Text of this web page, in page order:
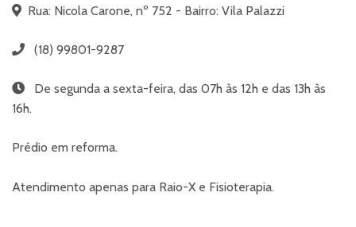
Rua: Nicola Carone, nº 752 - Bairro: Vila Palazzi
(18) 99801-9287
De segunda a sexta-feira, das 07h às 12h e das 13h às
16h.
Prédio em reforma.
Atendimento apenas para Raio-X e Fisioterapia.